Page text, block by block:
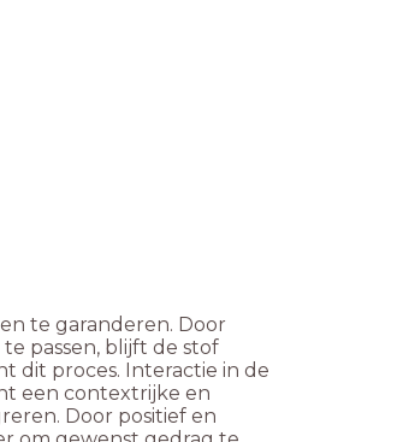
te garanderen. Door
passen, blijft de stof
dit proces. Interactie in de
een contextrijke en
Door positief en